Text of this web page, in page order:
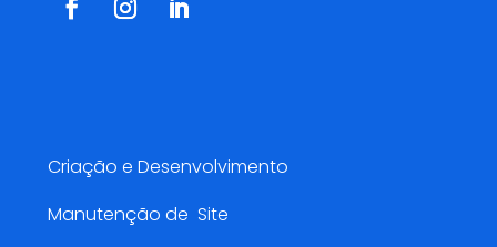
Criação e Desenvolvimento
Manutenção de Site